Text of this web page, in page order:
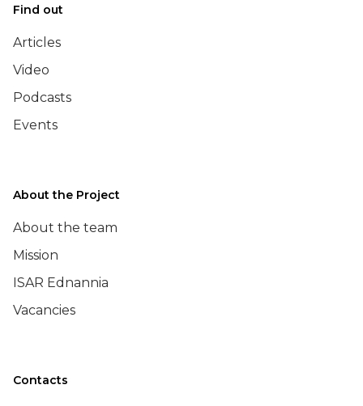
Find out
Articles
Video
Podcasts
Events
About the Project
About the team
Mission
ISAR Ednannia
Vacancies
Contacts